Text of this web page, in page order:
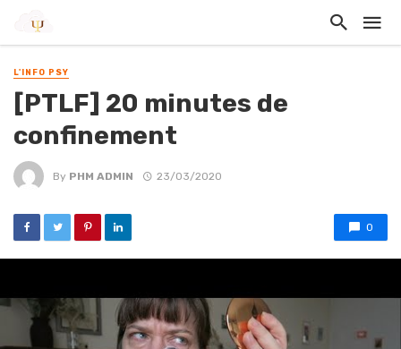
L'INFO PSY
[PTLF] 20 minutes de
confinement
By PHM ADMIN 23/03/2020
0